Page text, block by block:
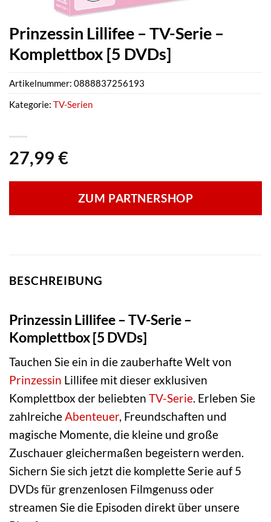
Prinzessin Lillifee – TV-Serie –
Komplettbox [5 DVDs]
27,99 €
ZUM PARTNERSHOP
Artikelnummer: 0888837256193
Kategorie: TV-Serien
BESCHREIBUNG
Prinzessin Lillifee – TV-Serie –
Komplettbox [5 DVDs]
Tauchen Sie ein in die zauberhafte Welt von
Prinzessin Lillifee mit dieser exklusiven
Komplettbox der beliebten TV-Serie. Erleben Sie
zahlreicheAbenteuer, Freundschaften und
magische Momente, die kleine und große
Zuschauer gleichermaßen begeistern werden.
Sichern Sie sich jetzt die komplette Serie auf 5
DVDs für grenzenlosen Filmgenuss oder
streamen Sie die Episoden direkt über unsere